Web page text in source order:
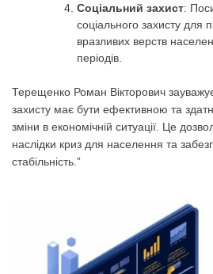
Соціальний захист:
соціального захисту для
вразливих верств
періодів.
Терещенко Роман Вікторович
захисту має бути ефективною та
зміни в економічній ситуації. Це
наслідки криз для населення та
стабільність.”